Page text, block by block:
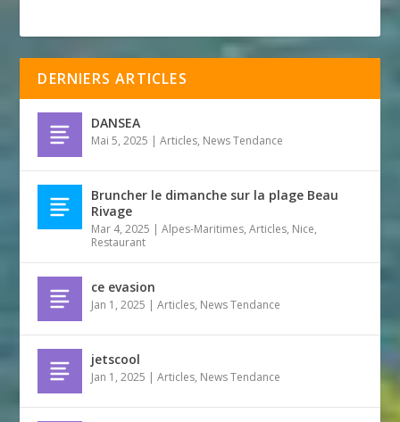
DERNIERS ARTICLES
DANSEA
Mai 5, 2025 |Articles, News Tendance
Bruncher le dimanche sur la plage Beau
Rivage
Mar 4, 2025 |Alpes-Maritimes,Articles, Nice,
Restaurant
ce evasion
Jan 1, 2025 |Articles, News Tendance
jetscool
Jan 1, 2025 |Articles, News Tendance